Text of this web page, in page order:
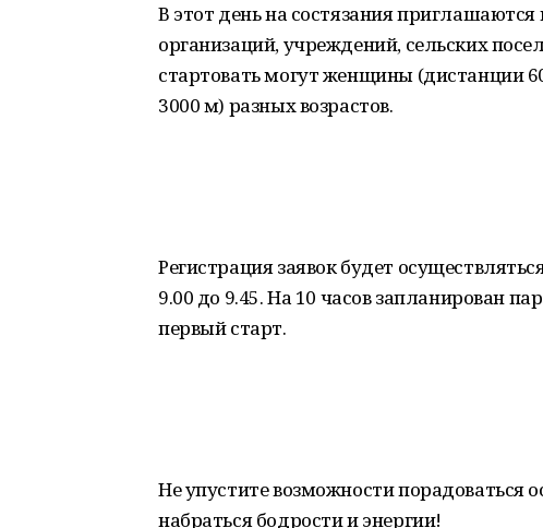
В этот день на состязания
организаций, учреждений, сельских
стартовать могут женщины (дистанции
3000 м) разных возрастов.
Регистрация заявок будет
9.00 до 9.45. На 10 часов запланирован
первый старт.
Не упустите возможности порадоваться
набраться бодрости и энергии!